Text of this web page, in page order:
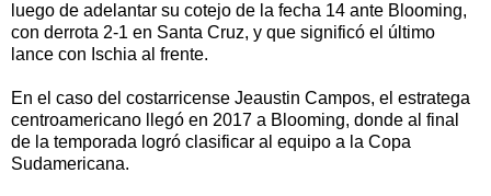
luego de adelantar su cotejo de la fecha 14 ante Blooming,
con derrota 2-1 en Santa Cruz, y que significó el último
lance con Ischia al frente.
En el caso del costarricense Jeaustin Campos, el estratega
centroamericano llegó en 2017 a Blooming, donde al final
de la temporada logró clasificar al equipo a la Copa
Sudamericana.